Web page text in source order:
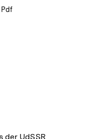
zum
verfügbar
Pdf
der UdSSR